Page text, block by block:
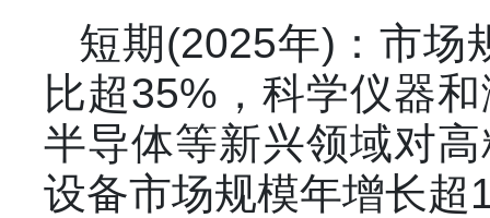
短期(2025年)：市场
比超35%，科学仪器
半导体等新兴领域对
设备市场规模年增长超